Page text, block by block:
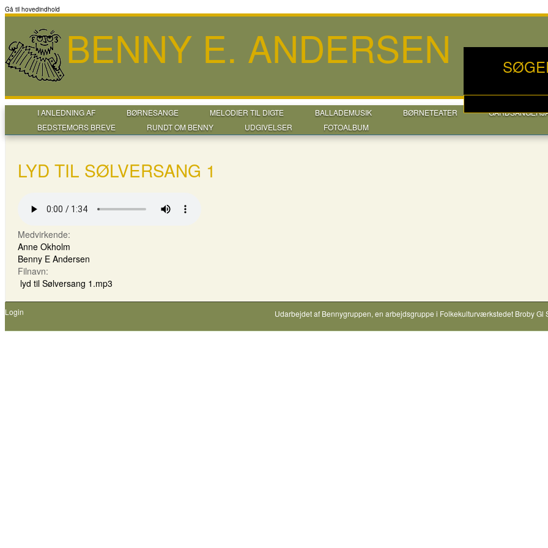
Gå til hovedindhold
BENNY E. ANDERSEN
I ANLEDNING AF BØRNESANGE MELODIER TIL DIGTE BALLADEMUSIK BØRNETEATER
BEDSTEMORS BREVE
RUNDT OM BENNY UDGIVELSER FOTOALBUM
LYD TIL SØLVERSANG 1
Medvirkende:
Anne Okholm
Benny E Andersen
Filnavn:
lyd til Sølversang 1.mp3
Login Udarbejdet af Bennygruppen, en arbejdsgruppe i Folkekulturværkstedet Broby Gl